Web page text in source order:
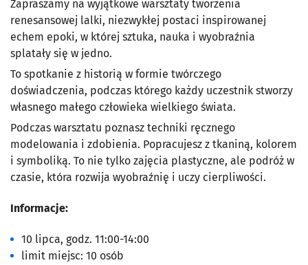
Zapraszamy na wyjątkowe warsztaty tworzenia
renesansowej lalki, niezwykłej postaci inspirowanej
echem epoki, w której sztuka, nauka i wyobraźnia
splatały się w jedno.
To spotkanie z historią w formie twórczego
doświadczenia, podczas którego każdy uczestnik stworzy
własnego małego człowieka wielkiego świata.
Podczas warsztatu poznasz techniki ręcznego
modelowania i zdobienia. Popracujesz z tkaniną, kolorem
i symboliką. To nie tylko zajęcia plastyczne, ale podróż w
czasie, która rozwija wyobraźnię i uczy cierpliwości.
Informacje:
10 lipca, godz. 11:00-14:00
limit miejsc: 10 osób